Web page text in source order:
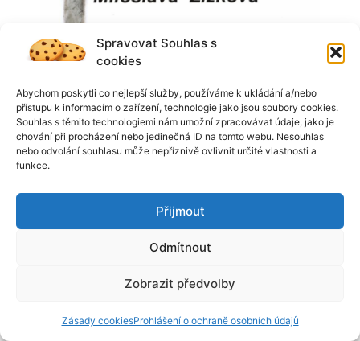
Spravovat Souhlas s
cookies
Abychom poskytli co nejlepší služby, používáme k ukládání a/nebo
přístupu k informacím o zařízení, technologie jako jsou soubory cookies.
Souhlas s těmito technologiemi nám umožní zpracovávat údaje, jako je
chování při procházení nebo jedinečná ID na tomto webu. Nesouhlas
nebo odvolání souhlasu může nepříznivě ovlivnit určité vlastnosti a
funkce.
Přijmout
Odmítnout
Zobrazit předvolby
Zásady cookiesProhlášení o ochraně osobních údajů